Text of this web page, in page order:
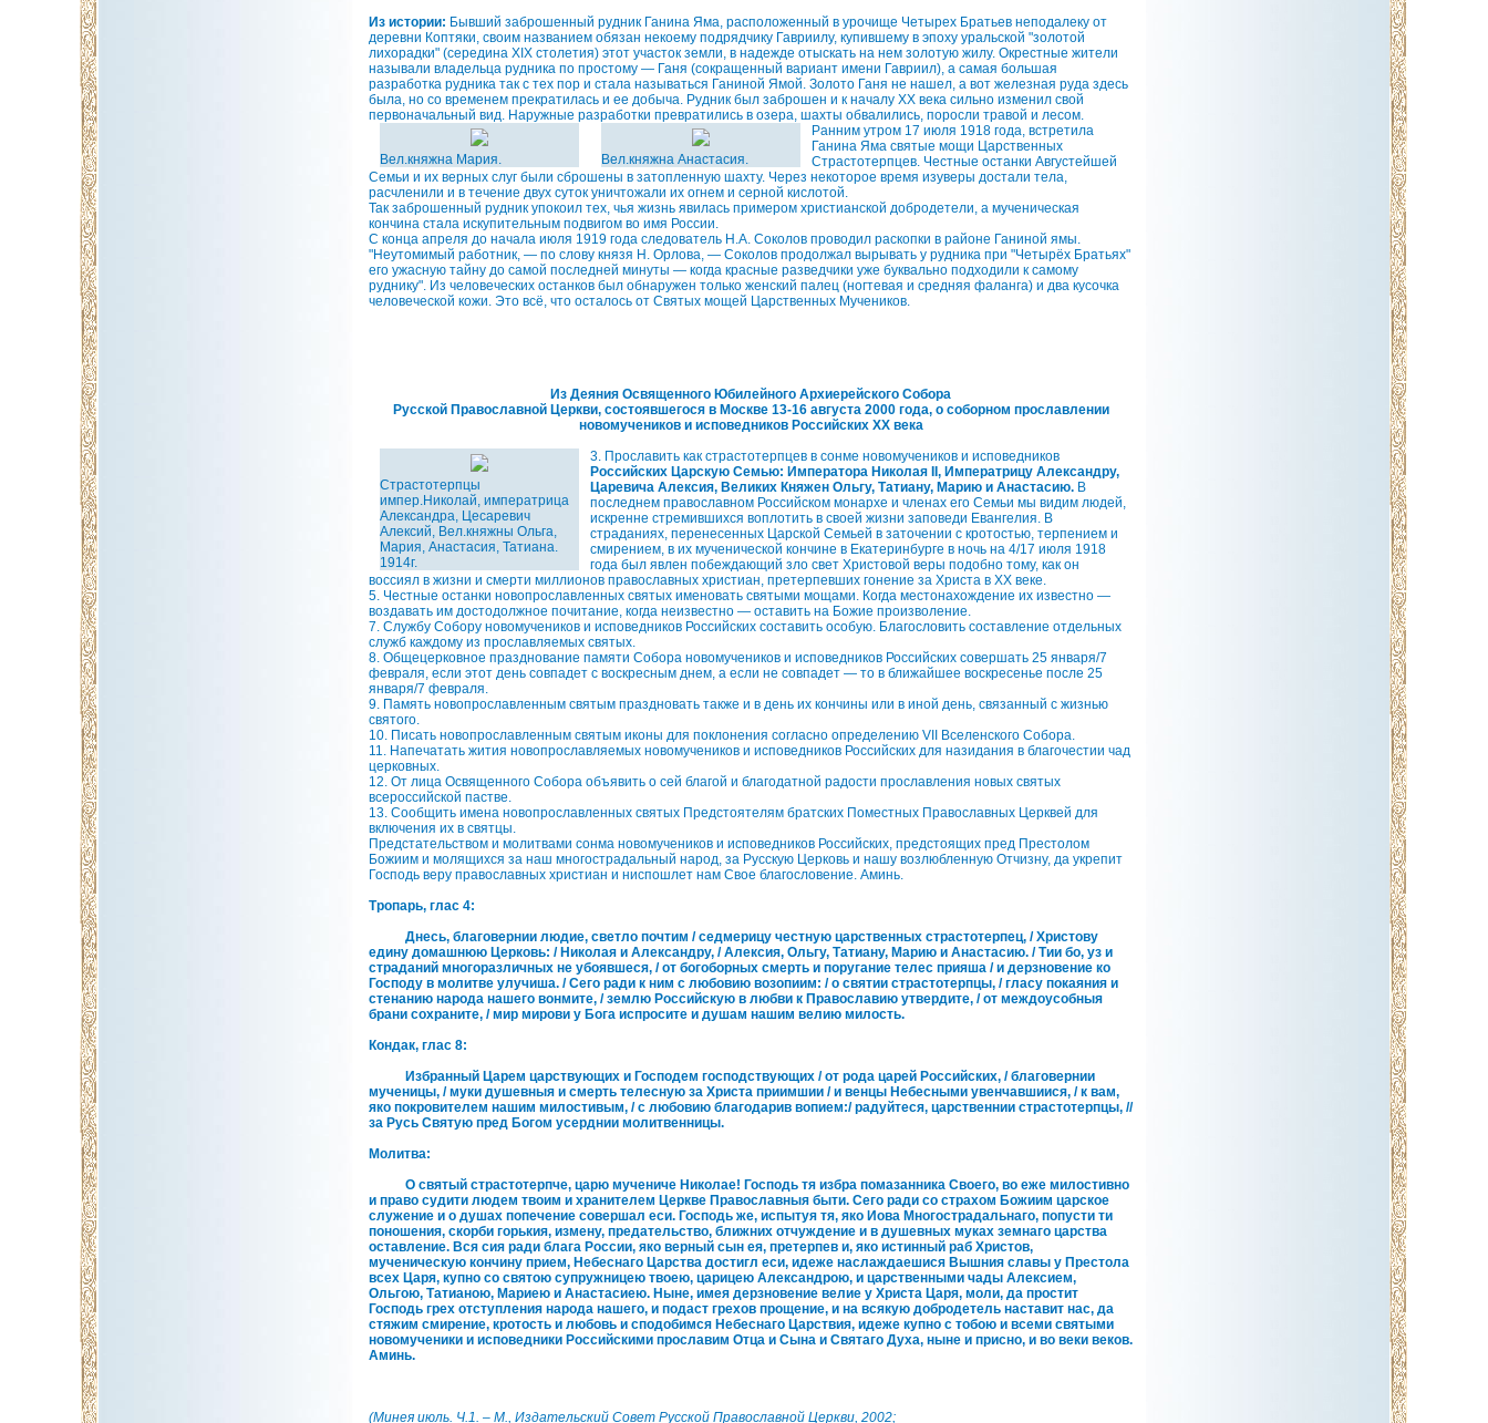
Из истории: Бывший заброшенный рудник Ганина Яма, расположенный в урочище Четырех Братьев неподалеку от
деревни Коптяки, своим названием обязан некоему подрядчику Гавриилу, купившему в эпоху уральской "золотой
лихорадки" (середина XIX столетия) этот участок земли, в надежде отыскать на нем золотую жилу. Окрестные жители
называли владельца рудника по простому — Ганя (сокращенный вариант имени Гавриил), а самая большая
разработка рудника так с тех пор и стала называться Ганиной Ямой. Золото Ганя не нашел, а вот железная руда здесь
была, но со временем прекратилась и ее добыча. Рудник был заброшен и к началу XX века сильно изменил свой
первоначальный вид. Наружные разработки превратились в озера, шахты обвалились, поросли травой и лесом.
Вел.княжна Мария. Вел.княжна Анастасия.
Ранним утром 17 июля 1918 года, встретила
Ганина Яма святые мощи Царственных
Страстотерпцев. Честные останки Августейшей
Семьи и их верных слуг были сброшены в затопленную шахту. Через некоторое время изуверы достали тела,
расчленили и в течение двух суток уничтожали их огнем и серной кислотой.
Так заброшенный рудник упокоил тех, чья жизнь явилась примером христианской добродетели, а мученическая
кончина стала искупительным подвигом во имя России.
С конца апреля до начала июля 1919 года следователь Н.А. Соколов проводил раскопки в районе Ганиной ямы.
"Неутомимый работник, — по слову князя Н. Орлова, — Соколов продолжал вырывать у рудника при "Четырёх Братьях"
его ужасную тайну до самой последней минуты — когда красные разведчики уже буквально подходили к самому
руднику". Из человеческих останков был обнаружен только женский палец (ногтевая и средняя фаланга) и два кусочка
человеческой кожи. Это всё, что осталось от Святых мощей Царственных Мучеников.
Из Деяния Освященного Юбилейного Архиерейского Собора
Русской Православной Церкви, состоявшегося в Москве 13-16 августа 2000 года, о соборном прославлении
новомучеников и исповедников Российских XX века
Страстотерпцы
импер.Николай, императрица
Александра, Цесаревич
Алексий, Вел.княжны Ольга,
Мария, Анастасия, Татиана.
1914г.
3. Прославить как страстотерпцев в сонме новомучеников и исповедников
Российских Царскую Семью: Императора Николая II, Императрицу Александру,
Царевича Алексия, Великих Княжен Ольгу, Татиану, Марию и Анастасию. В
последнем православном Российском монархе и членах его Семьи мы видим людей,
искренне стремившихся воплотить в своей жизни заповеди Евангелия. В
страданиях, перенесенных Царской Семьей в заточении с кротостью, терпением и
смирением, в их мученической кончине в Екатеринбурге в ночь на 4/17 июля 1918
года был явлен побеждающий зло свет Христовой веры подобно тому, как он
воссиял в жизни и смерти миллионов православных христиан, претерпевших гонение за Христа в XX веке.
5. Честные останки новопрославленных святых именовать святыми мощами. Когда местонахождение их известно —
воздавать им достодолжное почитание, когда неизвестно — оставить на Божие произволение.
7. Службу Собору новомучеников и исповедников Российских составить особую. Благословить составление отдельных
служб каждому из прославляемых святых.
8. Общецерковное празднование памяти Собора новомучеников и исповедников Российских совершать 25 января/7
февраля, если этот день совпадет с воскресным днем, а если не совпадет — то в ближайшее воскресенье после 25
января/7 февраля.
9. Память новопрославленным святым праздновать также и в день их кончины или в иной день, связанный с жизнью
святого.
10. Писать новопрославленным святым иконы для поклонения согласно определению VII Вселенского Собора.
11. Напечатать жития новопрославляемых новомучеников и исповедников Российских для назидания в благочестии чад
церковных.
12. От лица Освященного Собора объявить о сей благой и благодатной радости прославления новых святых
всероссийской пастве.
13. Сообщить имена новопрославленных святых Предстоятелям братских Поместных Православных Церквей для
включения их в святцы.
Предстательством и молитвами сонма новомучеников и исповедников Российских, предстоящих пред Престолом
Божиим и молящихся за наш многострадальный народ, за Русскую Церковь и нашу возлюбленную Отчизну, да укрепит
Господь веру православных христиан и ниспошлет нам Свое благословение. Аминь.
Тропарь, глас 4:
Днесь, благовернии людие, светло почтим / седмерицу честную царственных страстотерпец, / Христову
едину домашнюю Церковь: / Николая и Александру, / Алексия, Ольгу, Татиану, Марию и Анастасию. / Тии бо, уз и
страданий многоразличных не убоявшеся, / от богоборных смерть и поругание телес прияша / и дерзновение ко
Господу в молитве улучиша. / Сего ради к ним с любовию возопиим: / о святии страстотерпцы, / гласу покаяния и
стенанию народа нашего вонмите, / землю Российскую в любви к Православию утвердите, / от междоусобныя
брани сохраните, / мир мирови у Бога испросите и душам нашим велию милость.
Кондак, глас 8:
Избранный Царем царствующих и Господем господствующих / от рода царей Российских, / благовернии
мученицы, / муки душевныя и смерть телесную за Христа приимшии / и венцы Небесными увенчавшиися, / к вам,
яко покровителем нашим милостивым, / с любовию благодарив вопием:/ радуйтеся, царственнии страстотерпцы, //
за Русь Святую пред Богом усерднии молитвенницы.
Молитва:
О святый страстотерпче, царю мучениче Николае! Господь тя избра помазанника Своего, во еже милостивно
и право судити людем твоим и хранителем Церкве Православныя быти. Сего ради со страхом Божиим царское
служение и о душах попечение совершал еси. Господь же, испытуя тя, яко Иова Многострадальнаго, попусти ти
поношения, скорби горькия, измену, предательство, ближних отчуждение и в душевных муках земнаго царства
оставление. Вся сия ради блага России, яко верный сын ея, претерпев и, яко истинный раб Христов,
мученическую кончину прием, Небеснаго Царства достигл еси, идеже наслаждаешися Вышния славы у Престола
всех Царя, купно со святою супружницею твоею, царицею Александрою, и царственными чады Алексием,
Ольгою, Татианою, Мариею и Анастасиею. Ныне, имея дерзновение велие у Христа Царя, моли, да простит
Господь грех отступления народа нашего, и подаст грехов прощение, и на всякую добродетель наставит нас, да
стяжим смирение, кротость и любовь и сподобимся Небеснаго Царствия, идеже купно с тобою и всеми святыми
новомученики и исповедники Российскими прославим Отца и Сына и Святаго Духа, ныне и присно, и во веки веков.
Аминь.
(Минея июль. Ч.1. – М., Издательский Совет Русской Православной Церкви, 2002;